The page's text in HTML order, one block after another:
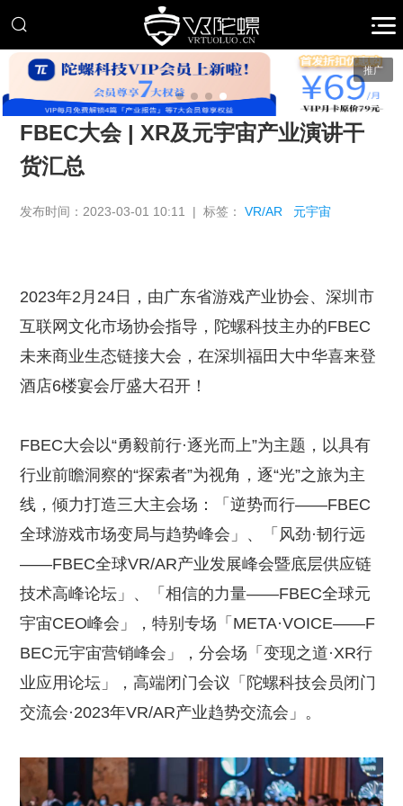
推广
FBEC大会 | XR及元宇宙产业演讲干
货汇总
发布时间：2023-03-01 10:11 | 标签：VR/AR 元宇宙
2023年2月24日，由广东省游戏产业协会、深圳市
互联网文化市场协会指导，陀螺科技主办的FBEC
未来商业生态链接大会，在深圳福田大中华喜来登
酒店6楼宴会厅盛大召开！
FBEC大会以“勇毅前行·逐光而上”为主题，以具有
行业前瞻洞察的“探索者”为视角，逐“光”之旅为主
线，倾力打造三大主会场：「逆势而行——FBEC
全球游戏市场变局与趋势峰会」、「风劲·韧行远
——FBEC全球VR/AR产业发展峰会暨底层供应链
技术高峰论坛」、「相信的力量——FBEC全球元
宇宙CEO峰会」，特别专场「META·VOICE——F
BEC元宇宙营销峰会」，分会场「变现之道·XR行
业应用论坛」，高端闭门会议「陀螺科技会员闭门
交流会·2023年VR/AR产业趋势交流会」。